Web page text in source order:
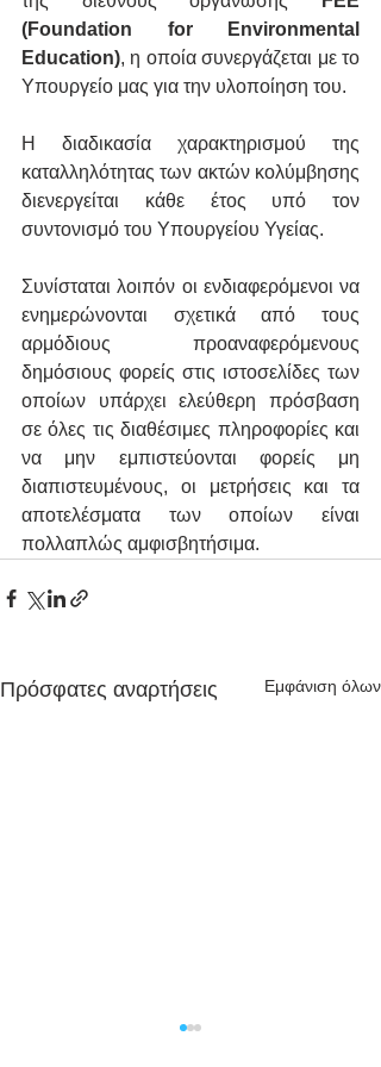
(Foundation for Environmental
Education), η οποία συνεργάζεται με το
Υπουργείο μας για την υλοποίηση του.
Η διαδικασία χαρακτηρισμού της
καταλληλότητας των ακτών κολύμβησης
διενεργείται κάθε έτος υπό τον
συντονισμό του Υπουργείου Υγείας.
Συνίσταται λοιπόν οι ενδιαφερόμενοι να
ενημερώνονται σχετικά από τους
αρμόδιους προαναφερόμενους
δημόσιους φορείς στις ιστοσελίδες των
οποίων υπάρχει ελεύθερη πρόσβαση
σε όλες τις διαθέσιμες πληροφορίες και
να μην εμπιστεύονται φορείς μη
διαπιστευμένους, οι μετρήσεις και τα
αποτελέσματα των οποίων είναι
πολλαπλώς αμφισβητήσιμα.
Πρόσφατες αναρτήσεις Εμφάνιση όλων